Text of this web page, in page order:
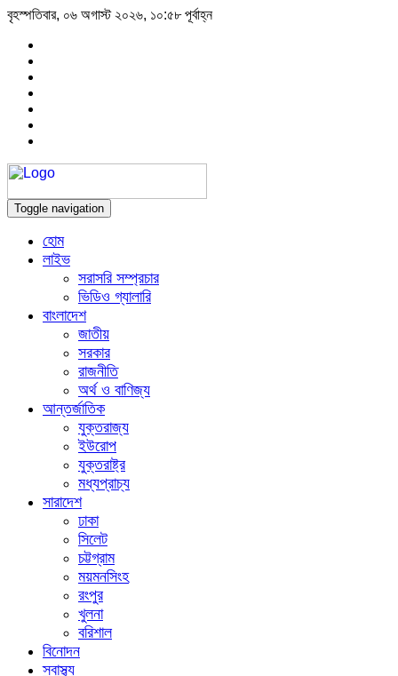
বৃহস্পতিবার, ০৬ অগাস্ট ২০২৬, ১০:৫৮ পূর্বাহ্ন
Toggle navigation
হোম
লাইভ
সরাসরি সম্প্রচার
ভিডিও গ্যালারি
বাংলাদেশ
জাতীয়
সরকার
রাজনীতি
অর্থ ও বাণিজ্য
আন্তর্জাতিক
যুক্তরাজ্য
ইউরোপ
যুক্তরাষ্ট্র
মধ্যপ্রাচ্য
সারাদেশ
ঢাকা
সিলেট
চট্টগ্রাম
ময়মনসিংহ
রংপুর
খুলনা
বরিশাল
বিনোদন
স্বাস্থ্য